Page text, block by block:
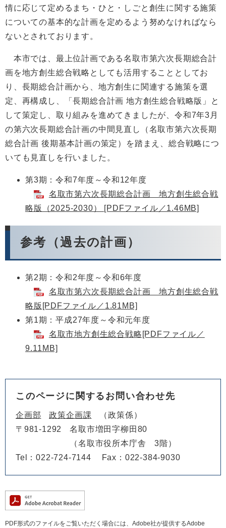
情に応じて定めるまち・ひと・しごと創生に関する施策
についての基本的な計画を定めるよう努めなければなら
ないとされております。
本市では、最上位計画である名取市第六次長期総合計
画を地方創生総合戦略としても活用することとしてお
り、長期総合計画から、地方創生に関連する施策を選
定、再構成し、「長期総合計画 地方創生総合戦略版」と
して策定し、取り組みを進めてきましたが、令和7年3月
の第六次長期総合計画の中間見直し（名取市第六次長期
総合計画 後期基本計画の策定）を踏まえ、総合戦略につ
いても見直しを行いました。
第3期：令和7年度～令和12年度
名取市第六次長期総合計画 地方創生総合戦
略版（2025-2030） [PDFファイル／1.46MB]
参考（過去の計画）
第2期：令和2年度～令和6年度
名取市第六次長期総合計画 地方創生総合戦
略版[PDFファイル／1.81MB]
第1期：平成27年度～令和元年度
名取市地方創生総合戦略[PDFファイル／
9.11MB]
このページに関するお問い合わせ先
企画部 政策企画課
政策係
〒981-1292
名取市増田字柳田80
（名取市役所本庁舎 3階）
Tel：022-724-7144
Fax：022-384-9030
PDF形式のファイルをご覧いただく場合には、Adobe社が提供するAdobe